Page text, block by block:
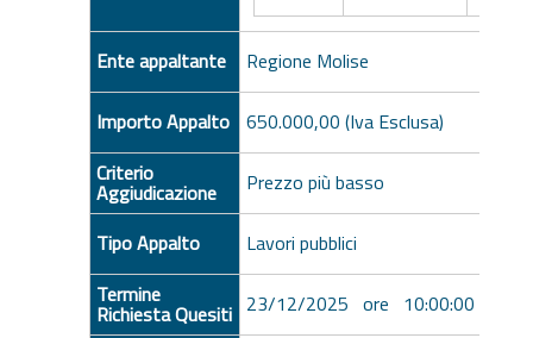
Ente appaltante Regione Molise
Importo Appalto 650.000,00 (Iva Esclusa)
Criterio
Aggiudicazione Prezzo più basso
Tipo Appalto
Lavori pubblici
Termine
Richiesta Quesiti 23/12/2025 ore 10:00:00 [Ora